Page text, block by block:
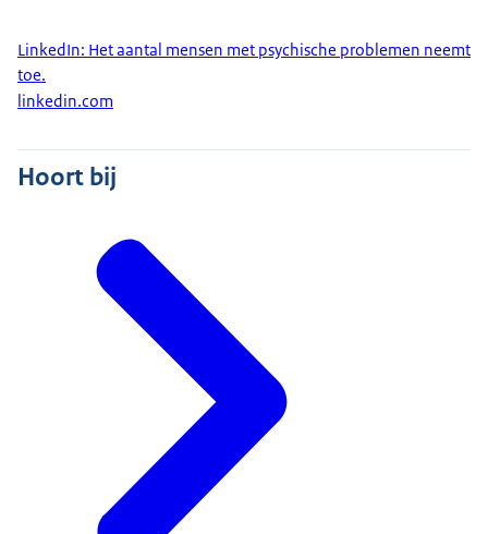
LinkedIn: Het aantal mensen met psychische problemen neemt
toe.
linkedin.com
Hoort bij